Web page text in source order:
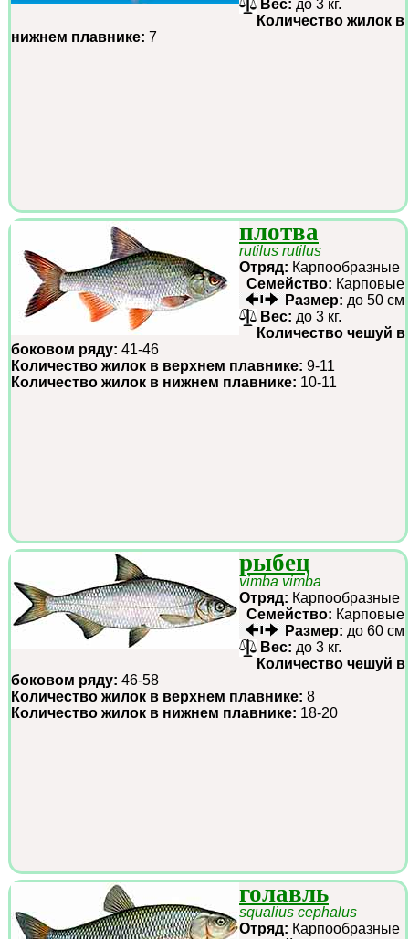
Вес: до 3 кг.
Количество жилок в
нижнем плавнике: 7
плотва
rutilus rutilus
Отряд: Карпообразные
Семейство: Карповые
Размер: до 50 см
Вес: до 3 кг.
Количество чешуй в
боковом ряду: 41-46
Количество жилок в верхнем плавнике: 9-11
Количество жилок в нижнем плавнике: 10-11
рыбец
vimba vimba
Отряд: Карпообразные
Семейство: Карповые
Размер: до 60 см
Вес: до 3 кг.
Количество чешуй в
боковом ряду: 46-58
Количество жилок в верхнем плавнике: 8
Количество жилок в нижнем плавнике: 18-20
голавль
squalius cephalus
Отряд: Карпообразные